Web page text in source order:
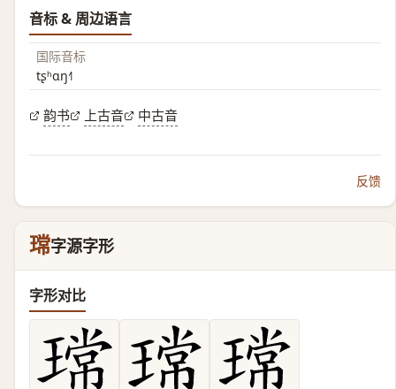
音标 & 周边语言
国际音标
tʂʰɑŋ˧˥
韵书 上古音 中古音
反馈
瑺字源字形
字形对比